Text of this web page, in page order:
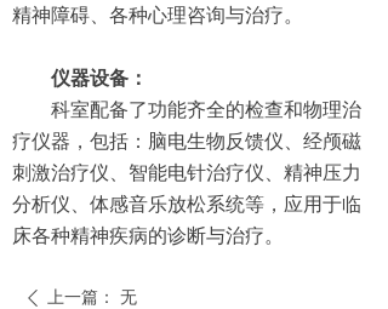
精神障碍、各种心理咨询与治疗。
仪器设备：
科室配备了功能齐全的检查和物理治
疗仪器，包括：脑电生物反馈仪、经颅磁
刺激治疗仪、智能电针治疗仪、精神压力
分析仪、体感音乐放松系统等，应用于临
床各种精神疾病的诊断与治疗。
ꄴ 上一篇： 无